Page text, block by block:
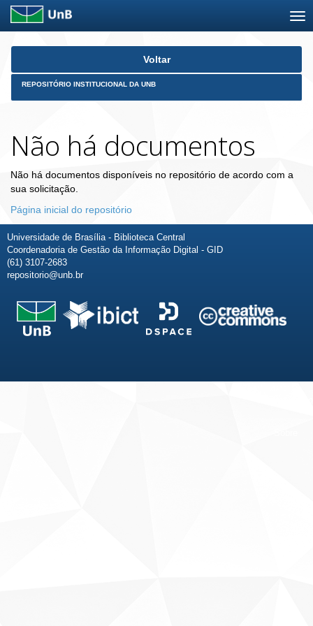
Skip
Voltar
REPOSITÓRIO INSTITUCIONAL DA UNB
Não há documentos
Não há documentos disponíveis no repositório de acordo com a
sua solicitação.
Página inicial do repositório
Universidade de Brasília - Biblioteca Central
Coordenadoria de Gestão da Informação Digital - GID
(61) 3107-2683
repositorio@unb.br